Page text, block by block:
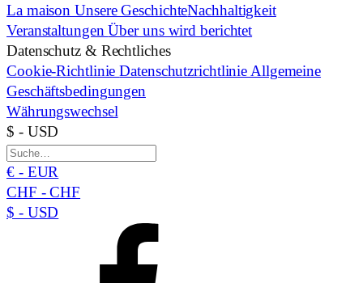
La maisonUnsere GeschichteNachhaltigkeit
VeranstaltungenÜber uns wird berichtet
Datenschutz & Rechtliches
Cookie-RichtlinieDatenschutzrichtlinieAllgemeine
Geschäftsbedingungen
Währungswechsel
$ - USD
€ - EUR
CHF - CHF
$ - USD